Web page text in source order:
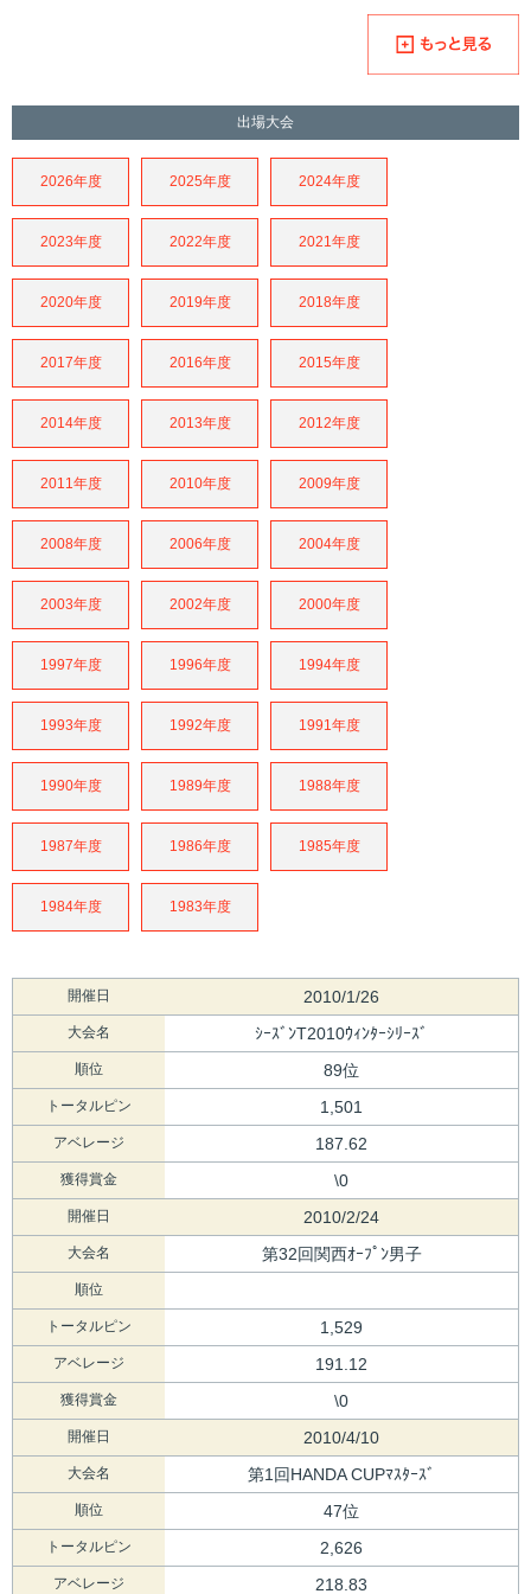
出場大会
2026年度 2025年度 2024年度
2023年度 2022年度 2021年度
2020年度 2019年度 2018年度
2017年度 2016年度 2015年度
2014年度 2013年度 2012年度
2011年度 2010年度 2009年度
2008年度 2006年度 2004年度
2003年度 2002年度 2000年度
1997年度 1996年度 1994年度
1993年度 1992年度 1991年度
1990年度 1989年度 1988年度
1987年度 1986年度 1985年度
1984年度 1983年度
開催日 2010/1/26
大会名 ｼｰｽﾞﾝT2010ｳｨﾝﾀｰｼﾘｰｽﾞ
順位 89位
トータルピン 1,501
アベレージ 187.62
獲得賞金 \0
開催日 2010/2/24
大会名 第32回関西ｵｰﾌﾟﾝ男子
順位
トータルピン 1,529
アベレージ 191.12
獲得賞金 \0
開催日 2010/4/10
大会名 第1回HANDA CUPﾏｽﾀｰｽﾞ
順位 47位
トータルピン 2,626
アベレージ 218.83